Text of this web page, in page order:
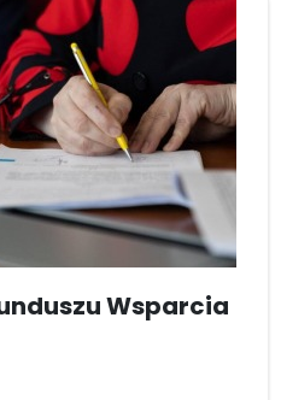
Wsparcia